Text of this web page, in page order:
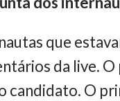
que
da live.
candidato. O